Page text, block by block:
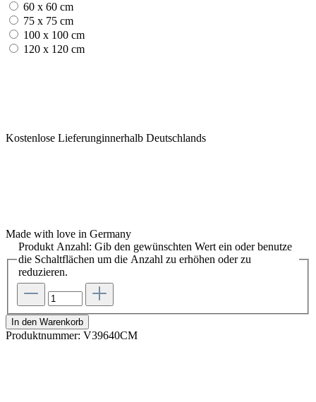
60 x 60 cm
75 x 75 cm
100 x 100 cm
120 x 120 cm
Kostenlose Lieferunginnerhalb Deutschlands
Made with love in Germany
Produkt Anzahl: Gib den gewünschten Wert ein oder benutze
die Schaltflächen um die Anzahl zu erhöhen oder zu
reduzieren.
In den Warenkorb
Produktnummer: V39640CM